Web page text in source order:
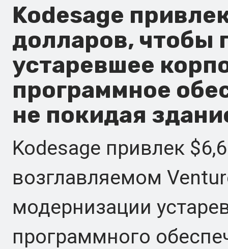
Kodesage
долларов, чтобы
устаревшее
программное
не покидая
Kodesage привлек
возглавляемом
модернизации
программного